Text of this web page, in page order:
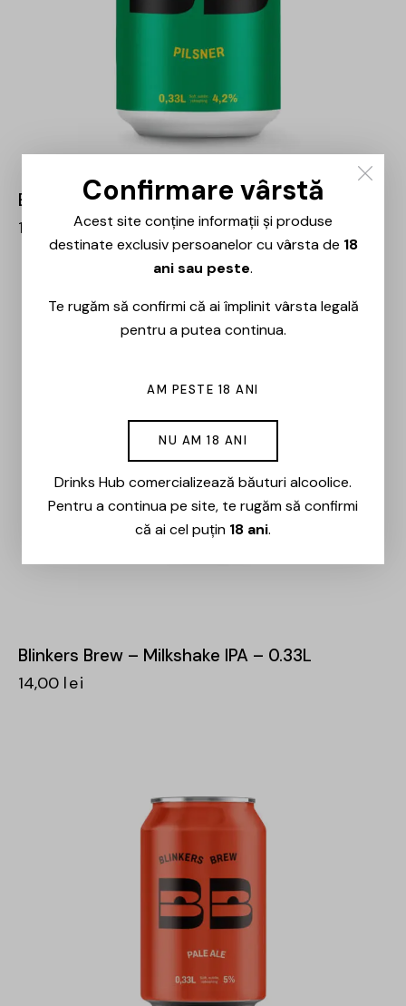
Blinkers Brew – Pilsner – 0.33L
12,00 lei
Blinkers Brew – Milkshake IPA – 0.33L
14,00 lei
Confirmare vârstă
Acest site conține informații și produse
destinate exclusiv persoanelor cu vârsta de 18
ani sau peste.
Te rugăm să confirmi că ai împlinit vârsta legală
pentru a putea continua.
AM PESTE 18 ANI
NU AM 18 ANI
Drinks Hub comercializează băuturi alcoolice.
Pentru a continua pe site, te rugăm să confirmi
că ai cel puțin 18 ani.